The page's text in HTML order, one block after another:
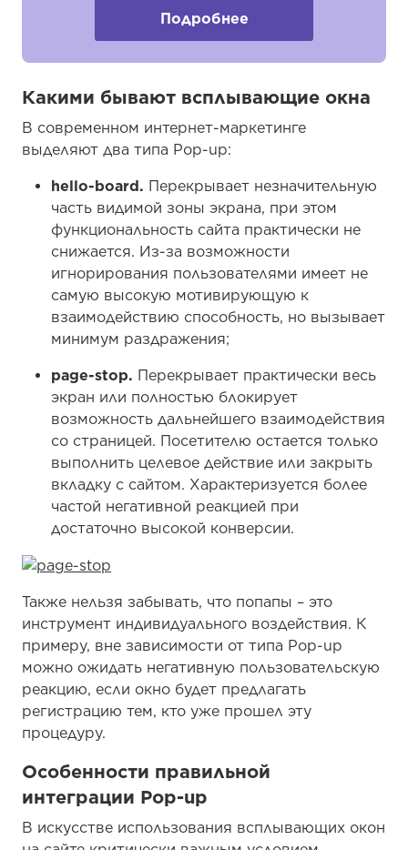
Подробнее
Какими бывают всплывающие окна
В современном интернет-маркетинге
выделяют два типа Pop-up:
hello-board. Перекрывает незначительную
часть видимой зоны экрана, при этом
функциональность сайта практически не
снижается. Из-за возможности
игнорирования пользователями имеет не
самую высокую мотивирующую к
взаимодействию способность, но вызывает
минимум раздражения;
page-stop. Перекрывает практически весь
экран или полностью блокирует
возможность дальнейшего взаимодействия
со страницей. Посетителю остается только
выполнить целевое действие или закрыть
вкладку с сайтом. Характеризуется более
частой негативной реакцией при
достаточно высокой конверсии.
Также нельзя забывать, что попапы – это
инструмент индивидуального воздействия. К
примеру, вне зависимости от типа Pop-up
можно ожидать негативную пользовательскую
реакцию, если окно будет предлагать
регистрацию тем, кто уже прошел эту
процедуру.
Особенности правильной
интеграции Pop-up
В искусстве использования всплывающих окон